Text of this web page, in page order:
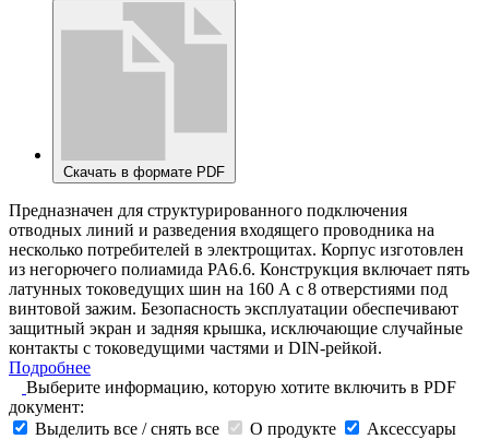
Скачать в формате PDF
Предназначен для структурированного подключения
отводных линий и разведения входящего проводника на
несколько потребителей в электрощитах. Корпус изготовлен
из негорючего полиамида PA6.6. Конструкция включает пять
латунных токоведущих шин на 160 А с 8 отверстиями под
винтовой зажим. Безопасность эксплуатации обеспечивают
защитный экран и задняя крышка, исключающие случайные
контакты с токоведущими частями и DIN-рейкой.
Подробнее
Выберите информацию, которую хотите включить в PDF
документ:
Выделить все / снять все
О продукте
Аксессуары